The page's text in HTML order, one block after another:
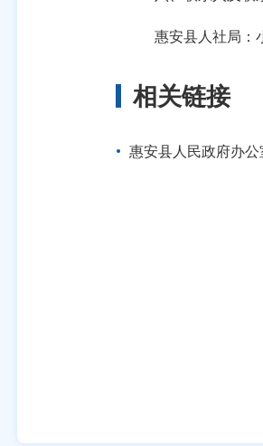
惠安县人社局：
相关链接
惠安县人民政府办